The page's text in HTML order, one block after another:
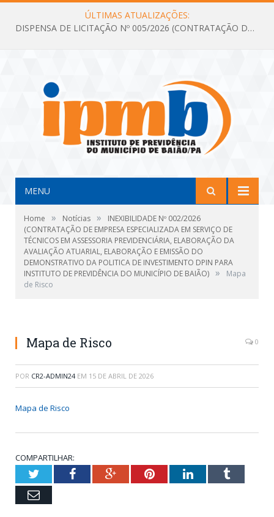
ÚLTIMAS ATUALIZAÇÕES:
DISPENSA DE LICITAÇÃO Nº 005/2026 (CONTRATAÇÃO DE SERVIÇOS TÉCNICOS DE CONSULTORIA E ASSESSORIA EM LICITAÇÃO COM ANÁLISE E ACOMPANHAMENTO DE PROCESSOS LICITATÓRIOS PARA ATENDER AS NECESSIDADES DO INSTITUTO DE PREVIDÊNCIA DO MUNICÍPIO DE BAIÃO – IPMB)
MENU
Home » Notícias »
INEXIBILIDADE Nº 002/2026
(CONTRATAÇÃO DE EMPRESA ESPECIALIZADA EM SERVIÇO DE
TÉCNICOS EM ASSESSORIA PREVIDENCIÁRIA, ELABORAÇÃO DA
AVALIAÇÃO ATUARIAL, ELABORAÇÃO E EMISSÃO DO
DEMONSTRATIVO DA POLITICA DE INVESTIMENTO DPIN PARA
INSTITUTO DE PREVIDÊNCIA DO MUNICÍPIO DE BAIÃO) »
Mapa
de Risco
Mapa de Risco 0
POR CR2-ADMIN24 EM 15 DE ABRIL DE 2026
Mapa de Risco
COMPARTILHAR:
TwitterFacebookGoogle+PinterestLinkedInTumblr
Email